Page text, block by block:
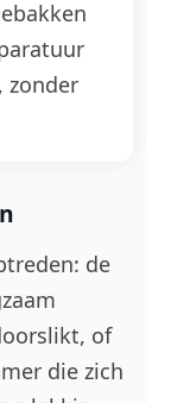
zonder
de
of
die zich